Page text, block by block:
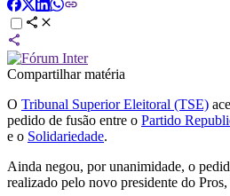
Compartilhar matéria
O Tribunal Superior Eleitoral (TSE)
pedido de fusão entre o Partido
e o Solidariedade.
Ainda negou, por unanimidade, o
realizado pelo novo presidente do